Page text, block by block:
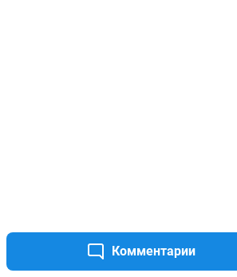
Комментарии